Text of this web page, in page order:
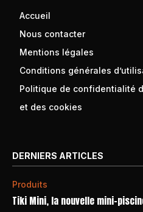
Accueil
Nous contacter
Mentions légales
Conditions générales
Politique de confidentialité
et des cookies
DERNIERS ARTICLES
Produits
Tiki Mini, la nouvelle mini-